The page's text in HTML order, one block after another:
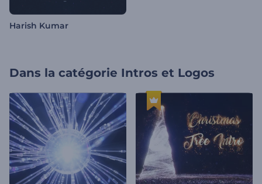
Harish Kumar
Dans la catégorie Intros et Logos